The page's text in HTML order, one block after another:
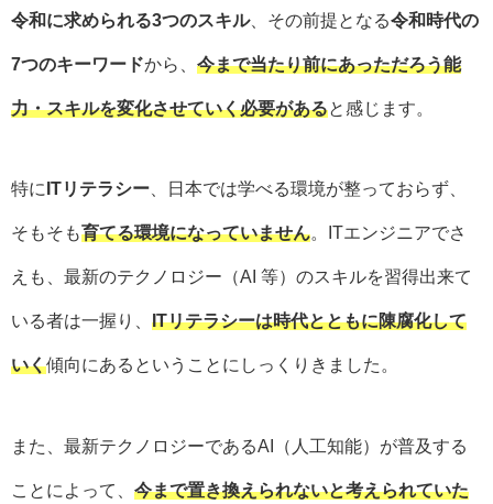
令和に求められる3つのスキル、その前提となる令和時代の
7つのキーワードから、 今まで当たり前にあっただろう能
力・スキルを変化させていく必要があると感じます。
特に ITリテラシー 、日本では学べる環境が整っておらず、
そもそも育てる環境になっていません。ITエンジニアでさ
えも、最新のテクノロジー（AI 等）のスキルを習得出来て
いる者は一握り、 ITリテラシーは時代とともに陳腐化して
いく傾向にあるということにしっくりきました。
また、最新テクノロジーであるAI（人工知能）が普及する
ことによって、 今まで置き換えられないと考えられていた